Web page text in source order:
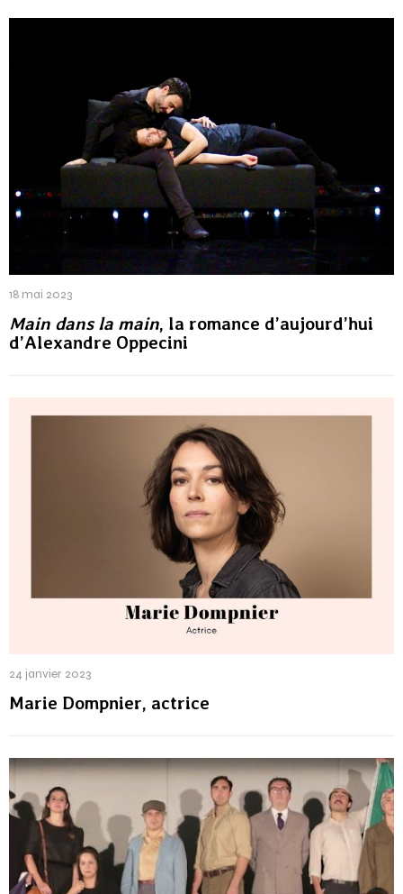
18 mai 2023
Main dans la main, la romance d’aujourd’hui
d’Alexandre Oppecini
24 janvier 2023
Marie Dompnier, actrice